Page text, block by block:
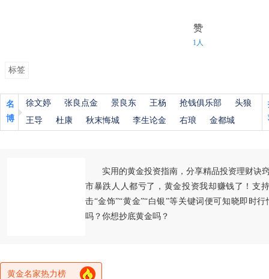
赞
1人
标签
名
博
徐文婷 张良点金 景良东 王杨 抢钱俱乐部
头狼
王导
杜康 秋末悔城 李生论金 右琅 金都城
实用的黄金投资指南，分享精品投资理财诀
市暴跌人人都亏了，黄金投资我却赚钱了！支
击“金饰”“黄金”“白银”等关键词便可知晓即时
吗？你想抄底黄金吗？
黄金名家热力榜